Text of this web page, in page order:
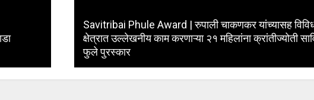
Savitribai Phule Award | रुपाली चाकणकर यांच्यासह
क्षेत्रात उल्लेखनीय काम करणाऱ्या २१ महिलांना क्रांतीज्योती
फुले पुरस्कार